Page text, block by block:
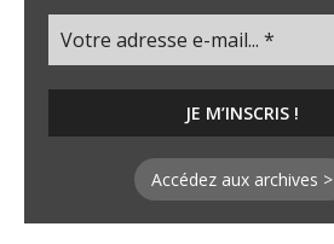
Accédez aux archives >